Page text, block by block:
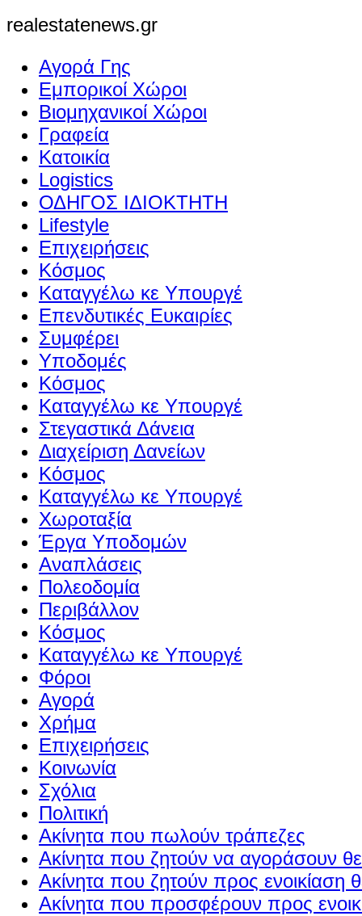
realestatenews.gr
Αγορά Γης
Εμπορικοί Χώροι
Βιομηχανικοί Χώροι
Γραφεία
Κατοικία
Logistics
ΟΔΗΓΟΣ ΙΔΙΟΚΤΗΤΗ
Lifestyle
Επιχειρήσεις
Κόσμος
Καταγγέλω κε Υπουργέ
Επενδυτικές Ευκαιρίες
Συμφέρει
Υποδομές
Κόσμος
Καταγγέλω κε Υπουργέ
Στεγαστικά Δάνεια
Διαχείριση Δανείων
Κόσμος
Καταγγέλω κε Υπουργέ
Χωροταξία
Έργα Υποδομών
Αναπλάσεις
Πολεοδομία
Περιβάλλον
Κόσμος
Καταγγέλω κε Υπουργέ
Φόροι
Αγορά
Χρήμα
Επιχειρήσεις
Κοινωνία
Σχόλια
Πολιτική
Ακίνητα που πωλούν τράπεζες
Ακίνητα που ζητούν να αγοράσουν
Ακίνητα που ζητούν προς ενοικίαση
Ακίνητα που προσφέρουν προς